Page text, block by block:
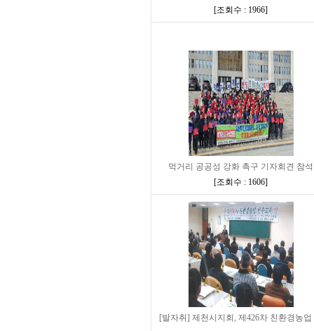
[조회수 : 1966]
먹거리 공공성 강화 촉구 기자회견 참석
[조회수 : 1606]
[발자취] 제천시지회, 제426차 친환경농업